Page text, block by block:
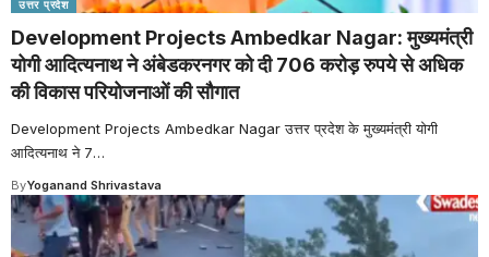
उत्तर प्रदेश
Development Projects Ambedkar Nagar: मुख्यमंत्री
योगी आदित्यनाथ ने अंबेडकरनगर को दी 706 करोड़ रुपये से अधिक
की विकास परियोजनाओं की सौगात
Development Projects Ambedkar Nagar उत्तर प्रदेश के मुख्यमंत्री योगी
आदित्यनाथ ने 7…
ByYoganand Shrivastava